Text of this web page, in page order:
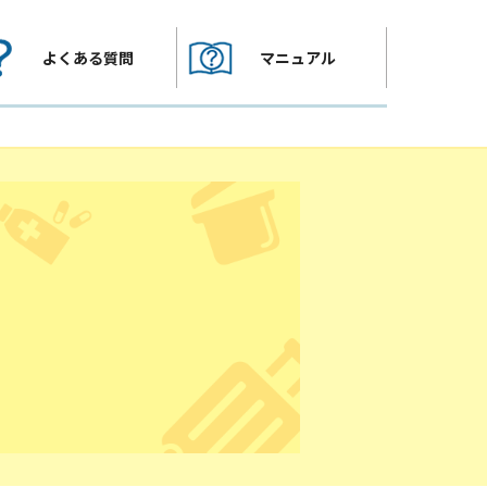
よくある質問 マニュアル